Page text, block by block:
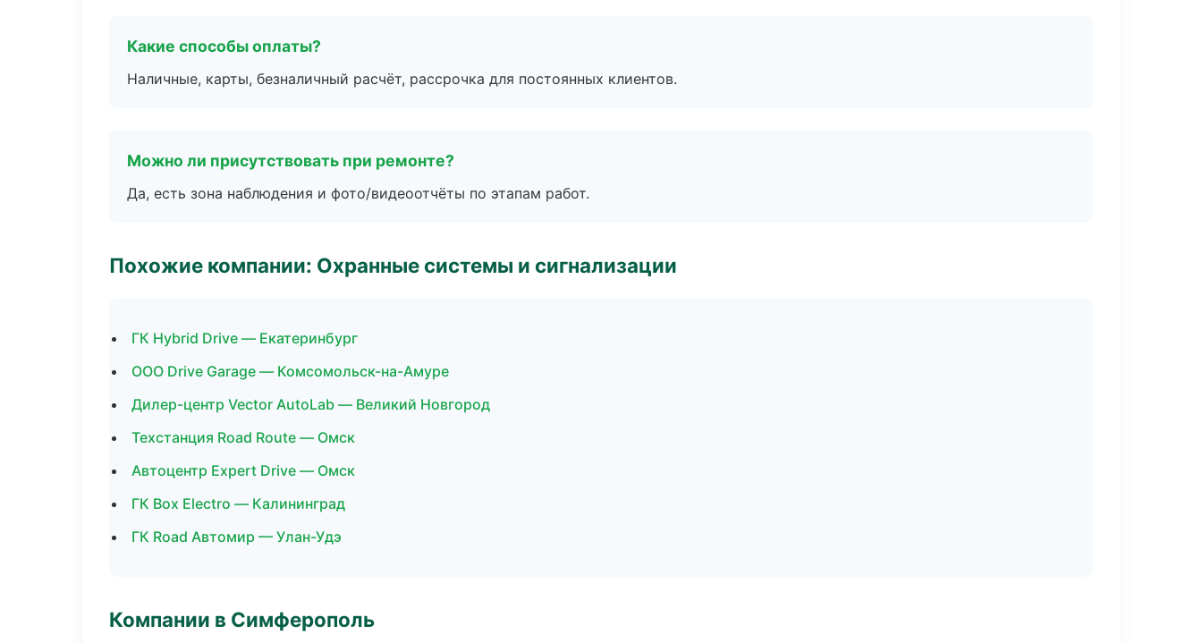
Какие способы оплаты?
Наличные, карты, безналичный расчёт, рассрочка для постоянных клиентов.
Можно ли присутствовать при ремонте?
Да, есть зона наблюдения и фото/видеоотчёты по этапам работ.
Похожие компании: Охранные системы и сигнализации
ГК Hybrid Drive — Екатеринбург
ООО Drive Garage — Комсомольск-на-Амуре
Дилер-центр Vector AutoLab — Великий Новгород
Техстанция Road Route — Омск
Автоцентр Expert Drive — Омск
ГК Box Electro — Калининград
ГК Road Автомир — Улан-Удэ
Компании в Симферополь